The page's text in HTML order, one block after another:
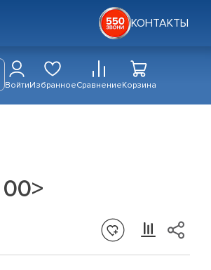
КОНТАКТЫ
ВойтиИзбранноеСравнениеКорзина